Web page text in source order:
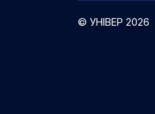
© УНІВЕР 2026